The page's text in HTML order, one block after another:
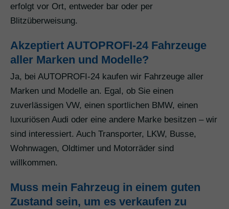
erfolgt vor Ort, entweder bar oder per
Blitzüberweisung.
Akzeptiert AUTOPROFI-24 Fahrzeuge
aller Marken und Modelle?
Ja, bei AUTOPROFI-24 kaufen wir Fahrzeuge aller
Marken und Modelle an. Egal, ob Sie einen
zuverlässigen VW, einen sportlichen BMW, einen
luxuriösen Audi oder eine andere Marke besitzen – wir
sind interessiert. Auch Transporter, LKW, Busse,
Wohnwagen, Oldtimer und Motorräder sind
willkommen.
Muss mein Fahrzeug in einem guten
Zustand sein, um es verkaufen zu